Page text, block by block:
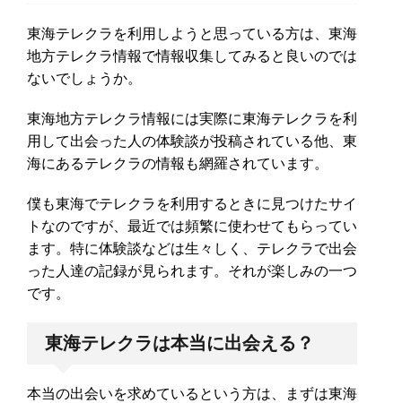
東海テレクラを利用しようと思っている方は、東海
地方テレクラ情報で情報収集してみると良いのでは
ないでしょうか。
東海地方テレクラ情報には実際に東海テレクラを利
用して出会った人の体験談が投稿されている他、東
海にあるテレクラの情報も網羅されています。
僕も東海でテレクラを利用するときに見つけたサイ
トなのですが、最近では頻繁に使わせてもらってい
ます。特に体験談などは生々しく、テレクラで出会
った人達の記録が見られます。それが楽しみの一つ
です。
東海テレクラは本当に出会える？
本当の出会いを求めているという方は、まずは東海